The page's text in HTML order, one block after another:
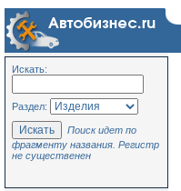
Искать:
Раздел:
Поиск идет по
фрагменту названия. Регистр
не существенен